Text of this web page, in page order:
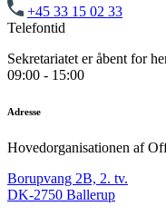
+45 33 15 02 33
Telefontid
Sekretariatet er åbent for
09:00 - 15:00
Adresse
Hovedorganisationen af
Borupvang 2B, 2. tv.
DK-2750 Ballerup